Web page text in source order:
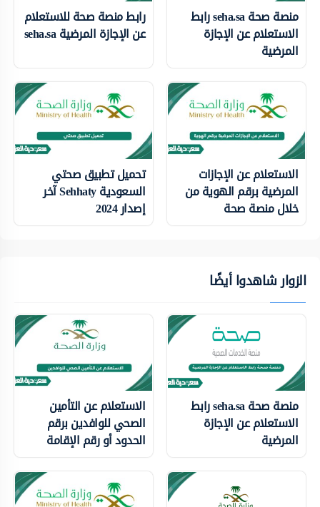
منصة صحة seha.sa رابط
الاستعلام عن الإجازة
المرضية
رابط منصة صحة للاستعلام
عن الإجازة المرضية seha.sa
الاستعلام عن الإجازات
المرضية برقم الهوية من
خلال منصة صحة
تحميل تطبيق صحتي
السعودية Sehhaty آخر
إصدار 2024
الزوار شاهدوا أيضًا
منصة صحة seha.sa رابط
الاستعلام عن الإجازة
المرضية
الاستعلام عن التأمين
الصحي للوافدين برقم
الحدود أو رقم الإقامة